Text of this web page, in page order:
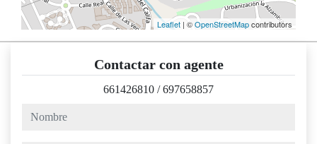
Leaflet | ©OpenStreetMapcontributors
Contactar con agente
661426810 /697658857
nombre